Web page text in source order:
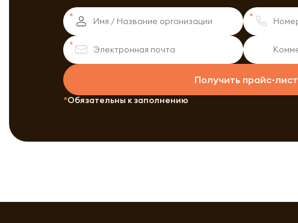
Получить прайс-лист
Обязательны к заполнению